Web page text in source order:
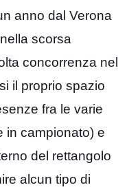
anno dal Verona
scorsa
concorrenza nel
il proprio spazio
fra le varie
in campionato) e
del rettangolo
alcun tipo di